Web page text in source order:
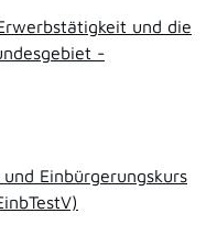
und die
-
Einbürgerungskurs